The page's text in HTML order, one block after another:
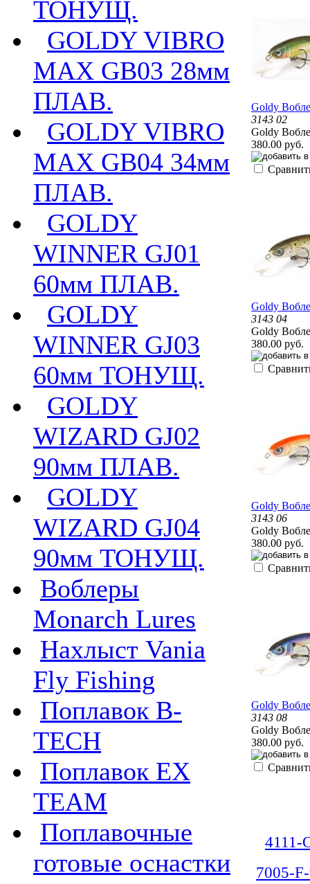
ТОНУЩ.
GOLDY VIBRO
MAX GB03 28мм
ПЛАВ.
GOLDY VIBRO
MAX GB04 34мм
ПЛАВ.
GOLDY
WINNER GJ01
60мм ПЛАВ.
GOLDY
WINNER GJ03
60мм ТОНУЩ.
GOLDY
WIZARD GJ02
90мм ПЛАВ.
GOLDY
WIZARD GJ04
90мм ТОНУЩ.
Воблеры
Monarch Lures
Нахлыст Vania
Fly Fishing
Поплавок B-
TECH
Поплавок EX
TEAM
Поплавочные
готовые оснастки
Goldy
3143 02
Goldy
380.00 руб.
Goldy
3143 04
Goldy
380.00 руб.
Goldy
3143 06
Goldy
380.00 руб.
Goldy
3143 08
Goldy
380.00 руб.
4111-
7005-